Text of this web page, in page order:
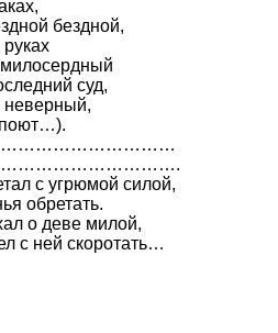
бездной,
руках
суд,
неверный,
поют…).
с угрюмой силой,
обретать.
о деве милой,
с ней скоротать…